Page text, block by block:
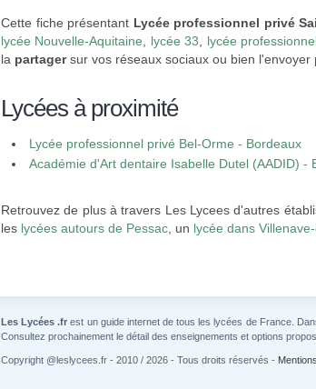
Cette fiche présentant Lycée professionnel privé
lycée Nouvelle-Aquitaine
lycée 33 lycée
la partagersur vos réseaux sociaux ou bien l'envoyer
Lycées à proximité
Lycée professionnel privé Bel-Orme - Bordeaux
Académie d'Art dentaire Isabelle Dutel (AADID) -
Retrouvez de plus à travers Les Lycees d'autres
les lycées autours de Pessac , un lycée dans
Les Lycées .fr est un guide internet de tous les lycées de France.
Consultez prochainement le détail des enseignements et options
Copyright @leslycees.fr - 2010 / 2026 - Tous droits réservés -